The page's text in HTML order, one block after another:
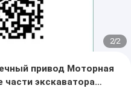
2/2
привод Моторная
экскаватора